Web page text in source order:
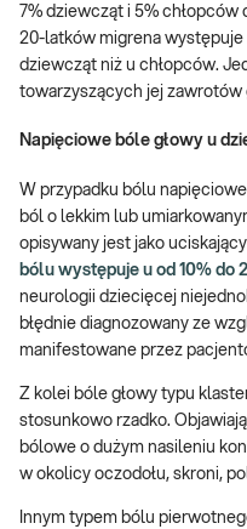
7% dziewcząt i 5% chłopców
20-latków migrena
dziewcząt niż u chłopców.
towarzyszących jej zawrotów
Napięciowe bóle głowy u
W przypadku bólu
ból o lekkim lub
opisywany jest jako
bólu występuje u od 10% do
neurologii dziecięcej
błędnie diagnozowany ze
manifestowane przez
Z kolei bóle głowy typu
stosunkowo rzadko.
bólowe o dużym nasileniu
w okolicy oczodołu, skroni,
Innym typem bólu